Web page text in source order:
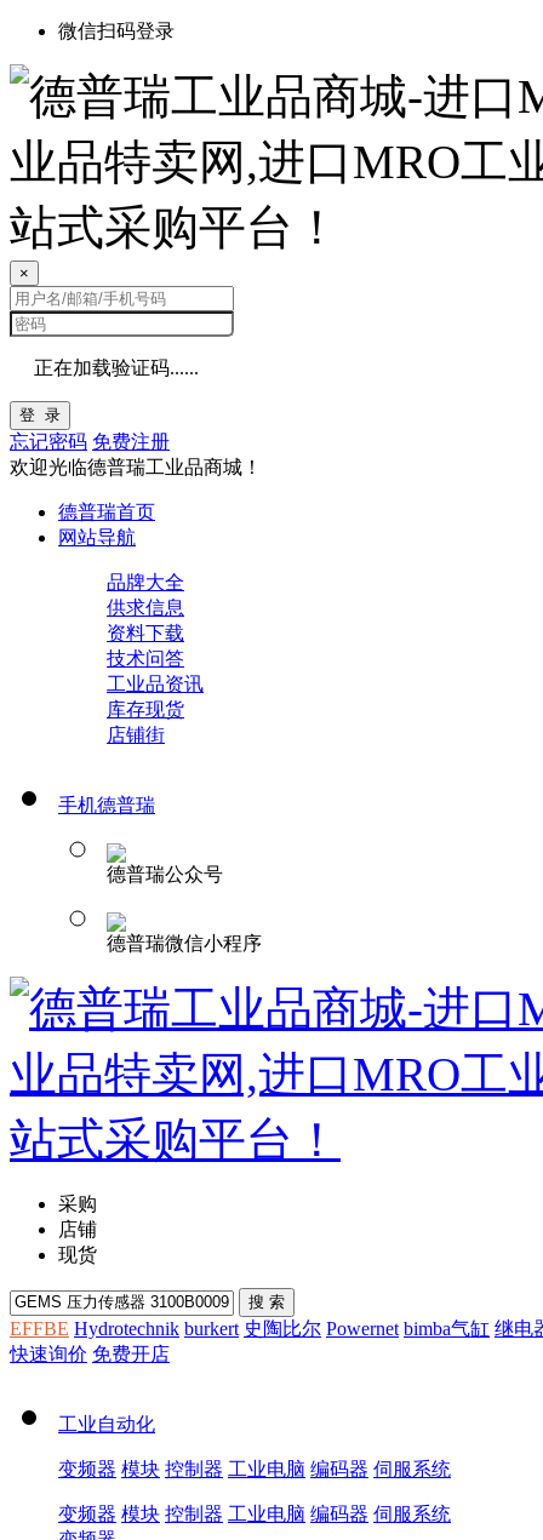
微信扫码登录
×
正在加载验证码......
登 录
忘记密码 免费注册
欢迎光临德普瑞工业品商城！
德普瑞首页
网站导航
品牌大全
供求信息
资料下载
技术问答
工业品资讯
库存现货
店铺街
手机德普瑞
德普瑞公众号
德普瑞微信小程序
采购
店铺
现货
EFFBE Hydrotechnik burkert 史陶比尔 Powernet bimba气缸 继电
快速询价 免费开店
工业自动化
变频器 模块 控制器 工业电脑 编码器 伺服系统
变频器 模块 控制器 工业电脑 编码器 伺服系统